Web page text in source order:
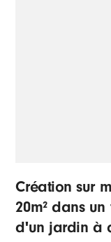
Création sur
20m² dans
d'un jardin à